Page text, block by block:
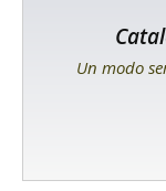
Un modo